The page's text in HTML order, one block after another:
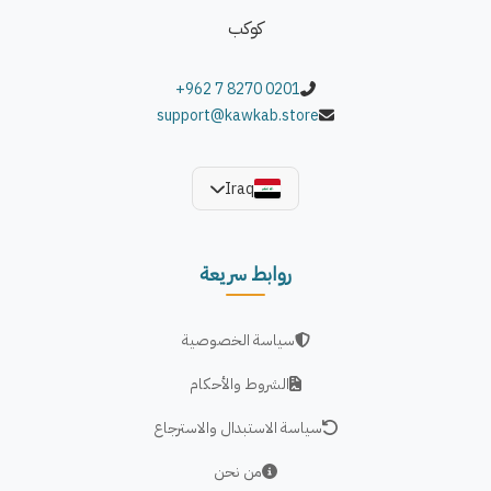
كوكب
+962 7 8270 0201
support@kawkab.store
Iraq
روابط سريعة
سياسة الخصوصية
الشروط والأحكام
سياسة الاستبدال والاسترجاع
من نحن